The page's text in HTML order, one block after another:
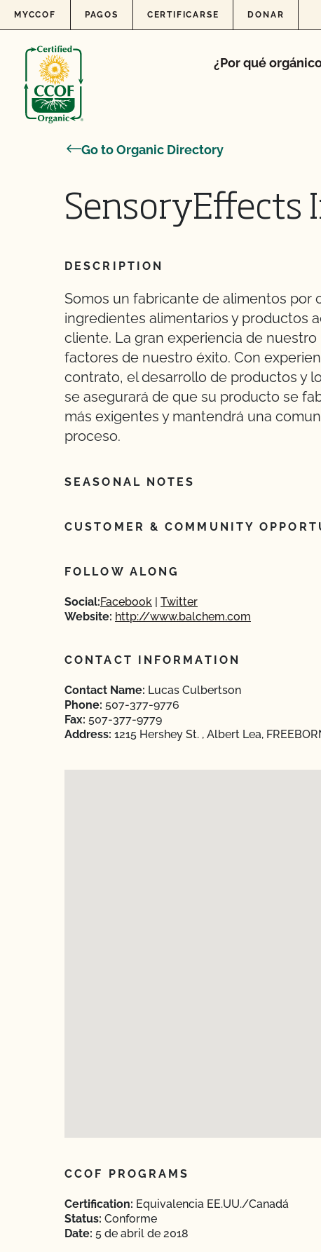
Skip to content
MYCCOF PAGOS CERTIFICARSE DONAR
¿Por qué
Go to Organic Directory
SensoryEffects
DESCRIPTION
Somos un fabricante de alimentos por
ingredientes alimentarios y productos
cliente. La gran experiencia de
factores de nuestro éxito. Con
contrato, el desarrollo de productos y
se asegurará de que su producto se
más exigentes y mantendrá una
proceso.
SEASONAL NOTES
CUSTOMER & COMMUNITY
FOLLOW ALONG
Social:Facebook
Twitter
Website: http://www.balchem.com
CONTACT INFORMATION
Contact Name: Lucas Culbertson
Phone: 507-377-9776
Fax: 507-377-9779
Address: 1215 Hershey St. , Albert Lea,
CCOF PROGRAMS
Certification: Equivalencia EE.UU./Canadá
Status: Conforme
Date: 5 de abril de 2018